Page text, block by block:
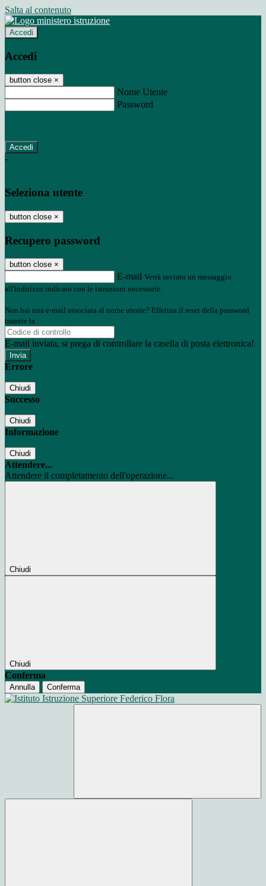
Salta al contenuto
Accedi
Accedi
button close ×
Nome Utente
Password
-
Seleziona utente
button close ×
Recupero password
button close ×
E-mail Verrà inviato un messaggio
all'indirizzo indicato con le istruzioni necessarie.
Non hai una e-mail associata al nome utente? Effettua il reset della password
tramite la
E-mail inviata, si prega di controllare la casella di posta elettronica!
Errore
Chiudi
Successo
Chiudi
Informazione
Chiudi
Attendere...
Attendere il completamento dell'operazione...
Chiudi
Chiudi
Conferma
Annulla Conferma